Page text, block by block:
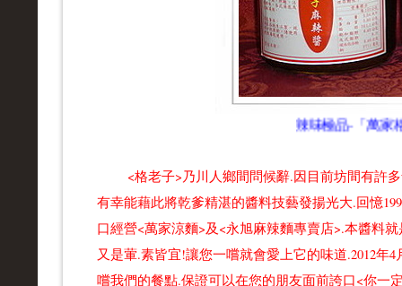
辣味極品-「萬家
<格老子>乃川人鄉間問候辭.因目前坊間有許多
有幸能藉此將乾爹精湛的醬料技藝發揚光大.回憶
口經營<萬家涼麵>及<永旭麻辣麵專賣店>.本醬料
又是葷.素皆宜!讓您一嚐就會愛上它的味道.2012年
嚐我們的餐點.保證可以在您的朋友面前誇口<你一